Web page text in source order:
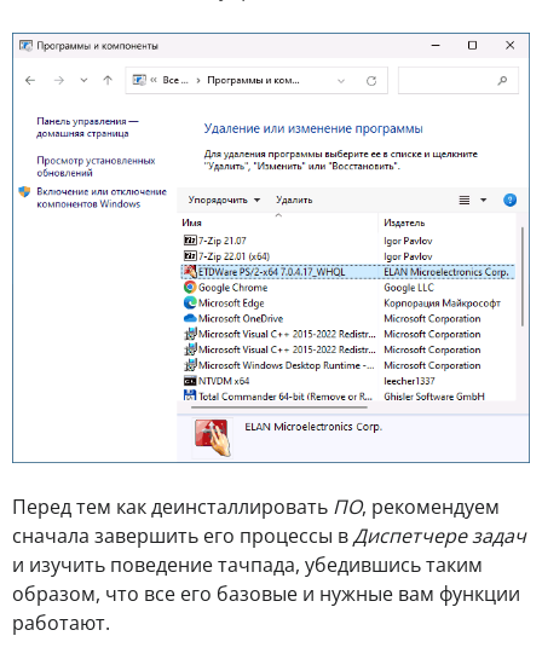
Перед тем как деинсталлировать ПО, рекомендуем
сначала завершить его процессы вДиспетчере задач
и изучить поведение тачпада, убедившись таким
образом, что все его базовые и нужные вам функции
работают.